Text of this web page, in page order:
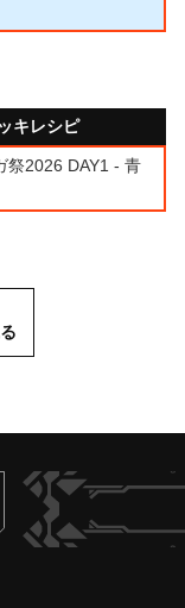
キレシピ
祭2026 DAY1 - 青
ヴァンガードch